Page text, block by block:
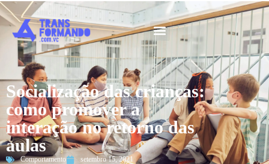
Socialização das crianças:
como promover a
interação no retorno das
aulas
Comportamento setembro 15, 2021